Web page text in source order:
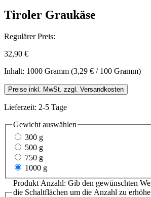
Tiroler Graukäse
Regulärer Preis:
32,90 €
Inhalt: 1000 Gramm (3,29 € / 100 Gramm)
Preise inkl. MwSt. zzgl. Versandkosten
Lieferzeit: 2-5 Tage
Gewicht auswählen
300 g
500 g
750 g
1000 g
Produkt Anzahl: Gib den gewünschten
die Schaltflächen um die Anzahl zu